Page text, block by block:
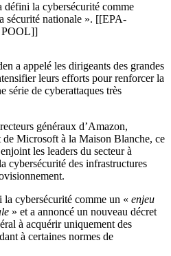
défini la cybersécurité comme
sécurité nationale ». [[EPA-
POOL]]
a appelé les dirigeants des grandes
leurs efforts pour renforcer la
série de cyberattaques très
généraux d’Amazon,
Microsoft à la Maison Blanche, ce
les leaders du secteur à
cybersécurité des infrastructures
cybersécurité comme un « enjeu
» et a annoncé un nouveau décret
à acquérir uniquement des
à certaines normes de